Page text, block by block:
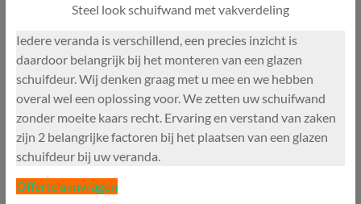
Steel look schuifwand met vakverdeling
Iedere veranda is verschillend, een precies inzicht is
daardoor belangrijk bij het monteren van een glazen
schuifdeur. Wij denken graag met u mee en we hebben
overal wel een oplossing voor. We zetten uw schuifwand
zonder moeite kaars recht. Ervaring en verstand van zaken
zijn 2 belangrijke factoren bij het plaatsen van een glazen
schuifdeur bij uw veranda.
Offerte aanvragen